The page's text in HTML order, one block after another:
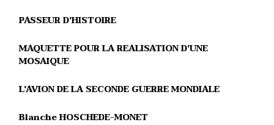
PASSEUR D'HISTOIRE
MAQUETTE POUR LA REALISATION D'UNE
MOSAIQUE
L'AVION DE LA SECONDE GUERRE MONDIALE
Blanche HOSCHEDE-MONET